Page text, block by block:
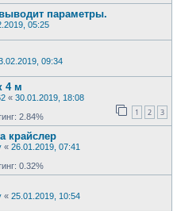
параметры.
05:25
09:34
4 м
« 30.01.2019, 18:08
1 2 3
2.84%
крайслер
« 26.01.2019, 07:41
0.32%
« 25.01.2019, 10:54